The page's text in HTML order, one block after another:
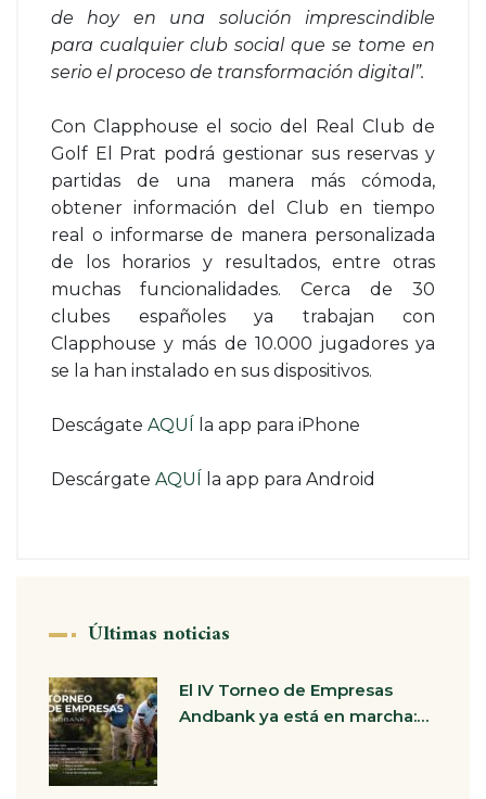
de hoy en una solución imprescindible
para cualquier club social que se tome en
serio el proceso de transformación digital”.
Con Clapphouse el socio del Real Club de
Golf El Prat podrá gestionar sus reservas y
partidas de una manera más cómoda,
obtener información del Club en tiempo
real o informarse de manera personalizada
de los horarios y resultados, entre otras
muchas funcionalidades. Cerca de 30
clubes españoles ya trabajan con
Clapphouse y más de 10.000 jugadores ya
se la han instalado en sus dispositivos.
Descágate AQUÍ la app para iPhone
Descárgate AQUÍ la app para Android
Últimas noticias
El IV Torneo de Empresas
Andbank ya está en marcha:…